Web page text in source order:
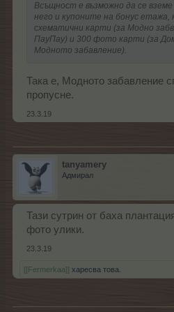
Всъщност е възможно да се
него и купоните на бонус етажа,
схематични карти (за Модно
ПауПау) и 300 фото карти (за
Модното забавление).
Така е, Модното забавление
пропусне.
23.3.19
tanyamery
Адмирал
Тази сутрин от баха
фото улики.
23.3.19
[[Fermerkaa]] харесва това.